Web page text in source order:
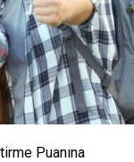
Puanına